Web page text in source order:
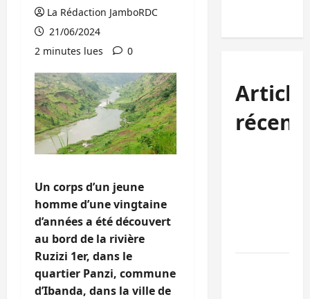
La Rédaction JamboRDC
21/06/2024
2 minutes lues
0
Un corps d’un jeune
homme d’une vingtaine
d’années a été découvert
au bord de la rivière
Ruzizi 1er, dans le
quartier Panzi, commune
d’Ibanda, dans la ville de